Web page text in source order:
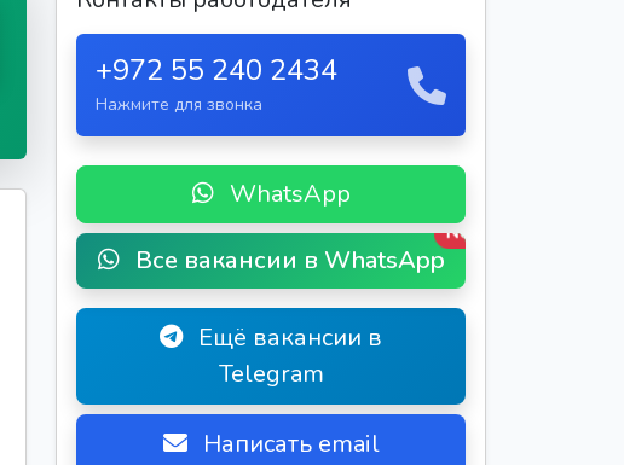
+972 55 240 2434
Нажмите для звонка
WhatsApp
Все вакансии в WhatsApp
New
Ещё вакансии в
Telegram
Написать email